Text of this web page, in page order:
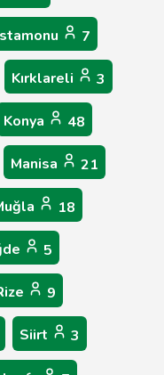
7
Kırklareli 3
Konya 48
Manisa 21
18
5
9
Siirt 3